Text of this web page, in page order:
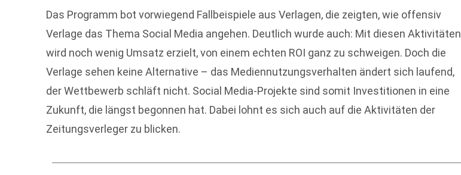
Das Programm bot vorwiegend Fallbeispiele aus Verlagen, die zeigten, wie offensiv
Verlage das Thema Social Media angehen. Deutlich wurde auch: Mit diesen Aktivitäten
wird noch wenig Umsatz erzielt, von einem echten ROI ganz zu schweigen. Doch die
Verlage sehen keine Alternative – das Mediennutzungsverhalten ändert sich laufend,
der Wettbewerb schläft nicht. Social Media-Projekte sind somit Investitionen in eine
Zukunft, die längst begonnen hat. Dabei lohnt es sich auch auf die Aktivitäten der
Zeitungsverleger zu blicken.